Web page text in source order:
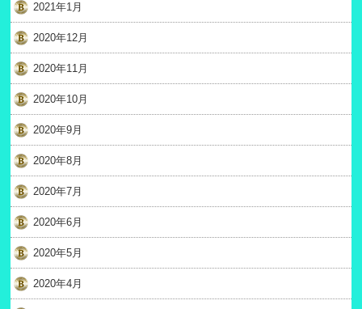
2021年1月
2020年12月
2020年11月
2020年10月
2020年9月
2020年8月
2020年7月
2020年6月
2020年5月
2020年4月